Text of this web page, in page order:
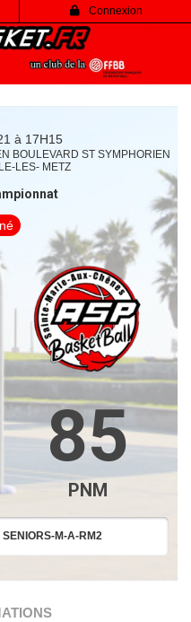
Connexion
à 17H15
BOULEVARD ST SYMPHORIEN
LES- METZ
85
PNM
SENIORS-M-A-RM2